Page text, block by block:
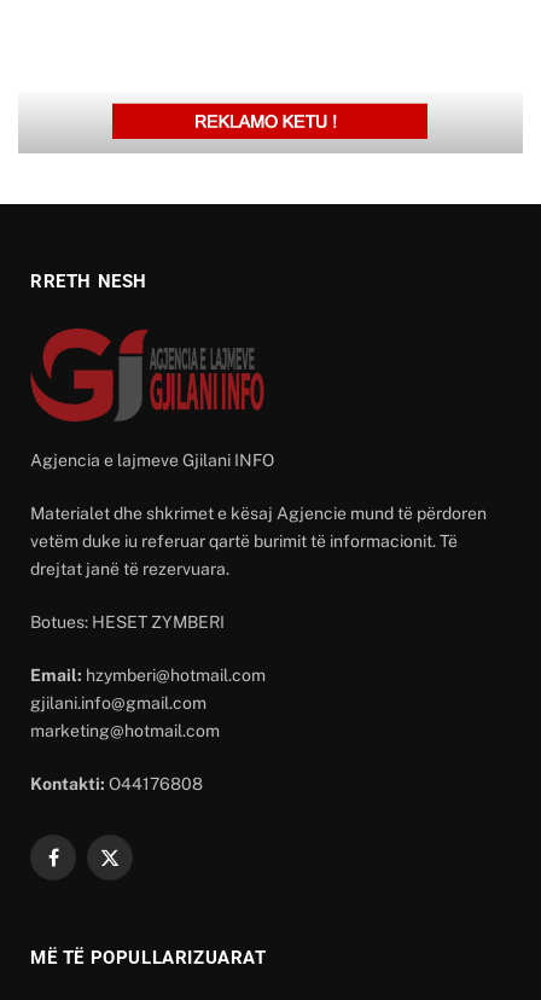
RRETH NESH
Agjencia e lajmeve Gjilani INFO
Materialet dhe shkrimet e kësaj Agjencie mund të përdoren
vetëm duke iu referuar qartë burimit të informacionit. Të
drejtat janë të rezervuara.
Botues: HESET ZYMBERI
Email: hzymberi@hotmail.com
gjilani.info@gmail.com
marketing@hotmail.com
Kontakti: O44176808
Facebook
X
MË TË POPULLARIZUARAT